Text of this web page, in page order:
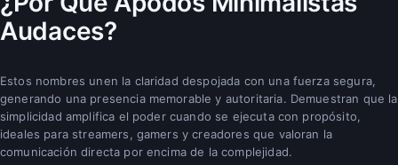
Audaces?
Estos nombres unen la claridad despojada con una fuerza segura,
generando una presencia memorable y autoritaria. Demuestran que la
simplicidad amplifica el poder cuando se ejecuta con propósito,
ideales para streamers, gamers y creadores que valoran la
comunicación directa por encima de la complejidad.